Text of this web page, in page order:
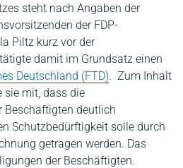
steht nach Angaben der
der FDP-
Piltz kurz vor der
damit im Grundsatz einen
Deutschland (FTD). Zum Inhalt
sie mit, dass die
Beschäftigten deutlich
Schutzbedürftigkeit solle durch
getragen werden. Das
der Beschäftigten.